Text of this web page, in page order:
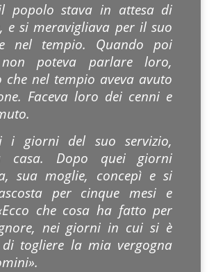
popolo stava in attesa di
e si meravigliava per il suo
nel tempio. Quando poi
poteva parlare loro,
che nel tempio aveva avuto
Faceva loro dei cenni e
i giorni del suo servizio,
casa. Dopo quei giorni
sua moglie, concepì e si
per cinque mesi e
che cosa ha fatto per
nei giorni in cui si è
di togliere la mia vergogna